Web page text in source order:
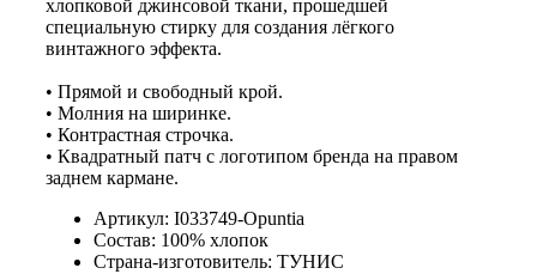
хлопковой джинсовой ткани, прошедшей
специальную стирку для создания лёгкого
винтажного эффекта.
• Прямой и свободный крой.
• Молния на ширинке.
• Контрастная строчка.
• Квадратный патч с логотипом бренда на правом
заднем кармане.
Артикул: I033749-Opuntia
Состав: 100% хлопок
Страна-изготовитель: ТУНИС